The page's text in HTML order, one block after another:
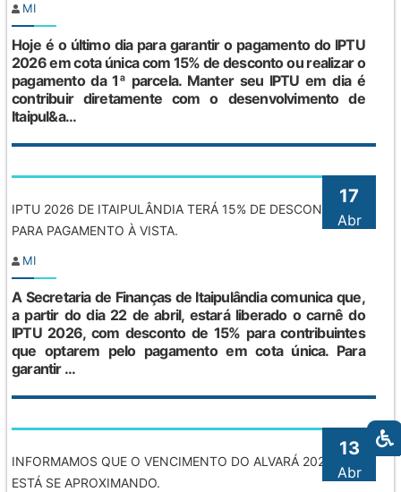
MI
Hoje é o último dia para garantir o pagamento do IPTU
2026 em cota única com 15% de desconto ou realizar o
pagamento da 1ª parcela. Manter seu IPTU em dia é
contribuir diretamente com o desenvolvimento de
Itaipul&a...
17
Abr
IPTU 2026 DE ITAIPULÂNDIA TERÁ 15% DE DESCONTO
PARA PAGAMENTO À VISTA.
MI
A Secretaria de Finanças de Itaipulândia comunica que,
a partir do dia 22 de abril, estará liberado o carnê do
IPTU 2026, com desconto de 15% para contribuintes
que optarem pelo pagamento em cota única. Para
garantir ...
13
Abr
INFORMAMOS QUE O VENCIMENTO DO ALVARÁ 2026
ESTÁ SE APROXIMANDO.